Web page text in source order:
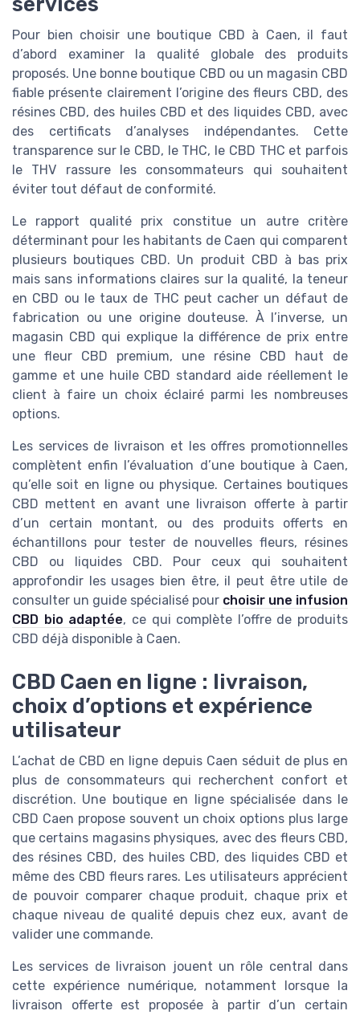
Pour bien choisir une boutique CBD à Caen, il faut
d’abord examiner la qualité globale des produits
proposés. Une bonne boutique CBD ou un magasin CBD
fiable présente clairement l’origine des fleurs CBD, des
résines CBD, des huiles CBD et des liquides CBD, avec
des certificats d’analyses indépendantes. Cette
transparence sur le CBD, le THC, le CBD THC et parfois
le THV rassure les consommateurs qui souhaitent
éviter tout défaut de conformité.
Le rapport qualité prix constitue un autre critère
déterminant pour les habitants de Caen qui comparent
plusieurs boutiques CBD. Un produit CBD à bas prix
mais sans informations claires sur la qualité, la teneur
en CBD ou le taux de THC peut cacher un défaut de
fabrication ou une origine douteuse. À l’inverse, un
magasin CBD qui explique la différence de prix entre
une fleur CBD premium, une résine CBD haut de
gamme et une huile CBD standard aide réellement le
client à faire un choix éclairé parmi les nombreuses
options.
Les services de livraison et les offres promotionnelles
complètent enfin l’évaluation d’une boutique à Caen,
qu’elle soit en ligne ou physique. Certaines boutiques
CBD mettent en avant une livraison offerte à partir
d’un certain montant, ou des produits offerts en
échantillons pour tester de nouvelles fleurs, résines
CBD ou liquides CBD. Pour ceux qui souhaitent
approfondir les usages bien être, il peut être utile de
consulter un guide spécialisé pour choisir une infusion
CBD bio adaptée, ce qui complète l’offre de produits
CBD déjà disponible à Caen.
CBD Caen en ligne : livraison,
choix d’options et expérience
utilisateur
L’achat de CBD en ligne depuis Caen séduit de plus en
plus de consommateurs qui recherchent confort et
discrétion. Une boutique en ligne spécialisée dans le
CBD Caen propose souvent un choix options plus large
que certains magasins physiques, avec des fleurs CBD,
des résines CBD, des huiles CBD, des liquides CBD et
même des CBD fleurs rares. Les utilisateurs apprécient
de pouvoir comparer chaque produit, chaque prix et
chaque niveau de qualité depuis chez eux, avant de
valider une commande.
Les services de livraison jouent un rôle central dans
cette expérience numérique, notamment lorsque la
livraison offerte est proposée à partir d’un certain